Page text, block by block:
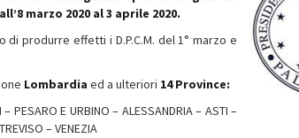
marzo 2020 al 3 aprile 2020.
produrre effetti i D.P.C.M. del 1° marzo e
Lombardia ed a ulteriori 14 Province:
PESARO E URBINO – ALESSANDRIA – ASTI –
– VENEZIA